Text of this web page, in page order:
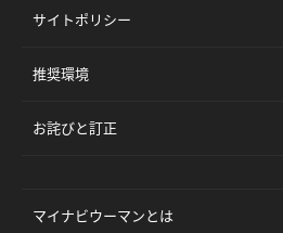
サイトポリシー
推奨環境
お詫びと訂正
マイナビウーマンとは